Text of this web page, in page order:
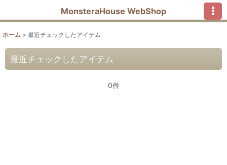
MonsteraHouse WebShop
ホーム > 最近チェックしたアイテム
最近チェックしたアイテム
0件